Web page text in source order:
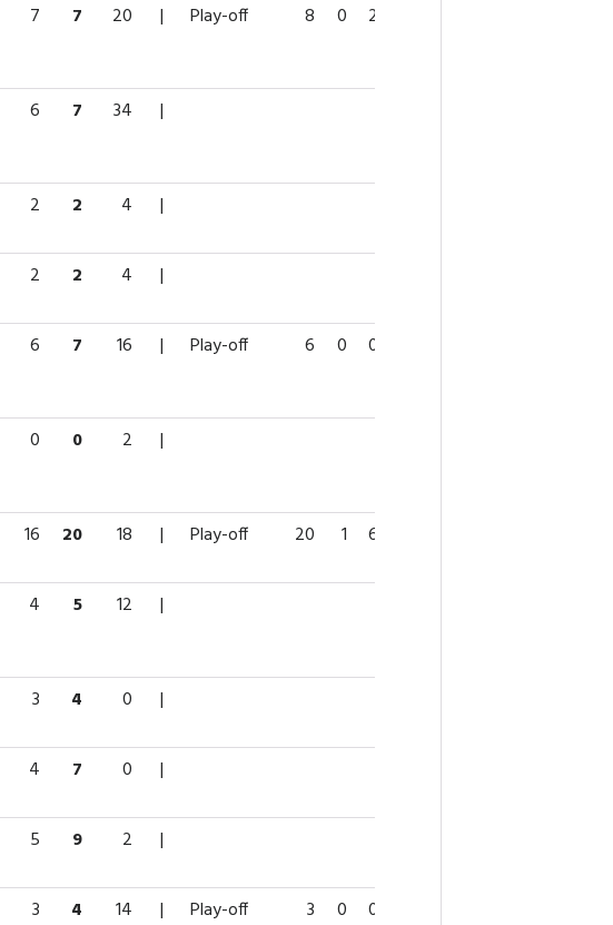
7 7 20 | Play-off 8 0 2
6 7 34 |
2 2 4 |
2 2 4 |
6 7 16 | Play-off 6 0 0
0 0 2 |
16 20 18 | Play-off 20 1 6
4 5 12 |
3 4 0 |
4 7 0 |
5 9 2 |
3 4 14 | Play-off 3 0 0